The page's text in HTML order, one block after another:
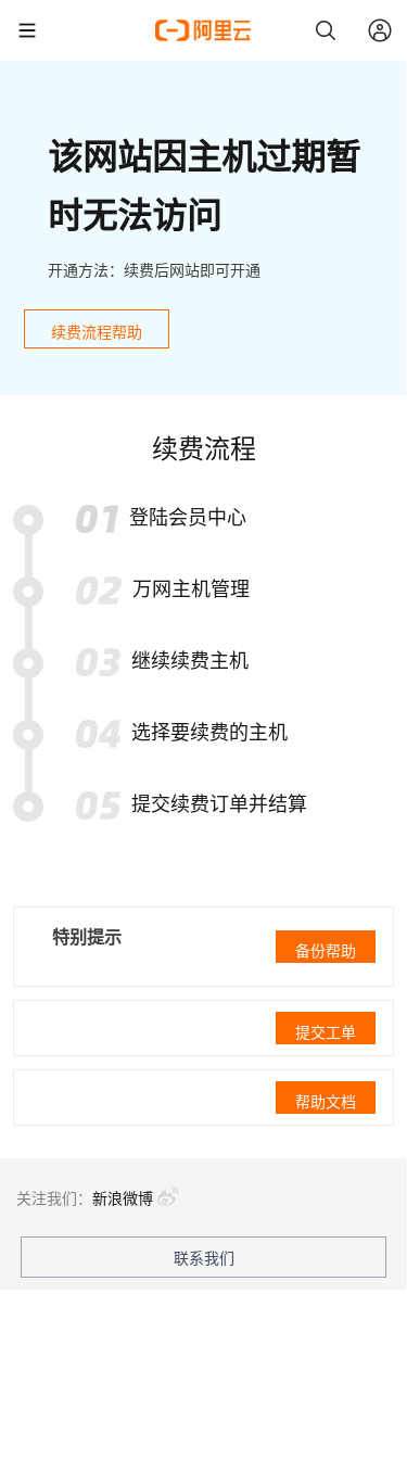
该网站因主机过期暂
时无法访问
开通方法：续费后网站即可开通
续费流程帮助
续费流程
登陆会员中心
万网主机管理
继续续费主机
选择要续费的主机
提交续费订单并结算
特别提示
备份帮助
提交工单
帮助文档